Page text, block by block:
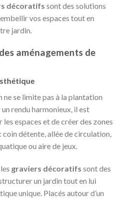
décoratifs sont des solutions
vos espaces tout en
jardin.
aménagements de
ne se limite pas à la plantation
rendu harmonieux, il est
espaces et de créer des zones
coin détente, allée de circulation,
ou aire de jeux.
graviers décoratifs sont des
un jardin tout en lui
unique. Placés autour d’un